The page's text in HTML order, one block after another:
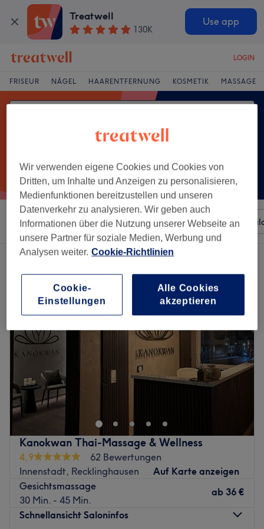
Treatwell
130K
Use app
LOGIN
FRISEUR NÄGEL HAARENTFERNUNG KOSMETIK MASSAGE
Sortieren nach Beliebiger Preis Besonderheiten
Ein Salon, der anbietet: gesichtsmassage in Recklinghausen
Kanokwan Thai-Massage & Wellness
4,9
62 Bewertungen
Innenstadt, Recklinghausen
Auf Karte anzeigen
Gesichtsmassage
30 Min. - 45 Min.
ab 36 €
Schnellansicht Saloninfos
Wir verwenden eigene Cookies und Cookies von
Dritten, um Inhalte und Anzeigen zu personalisieren,
Medienfunktionen bereitzustellen und unseren
Datenverkehr zu analysieren. Wir geben auch
Informationen über die Nutzung unserer Webseite an
unsere Partner für soziale Medien, Werbung und
Analysen weiter. Cookie-Richtlinien
Cookie-
Einstellungen
Alle Cookies
akzeptieren